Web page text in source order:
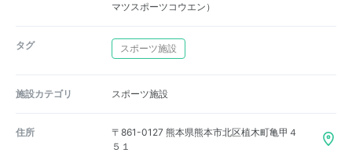
マツスポーツコウエン）
タグ スポーツ施設
施設カテゴリ スポーツ施設
住所
〒861-0127 熊本県熊本市北区植木町亀甲４
５１